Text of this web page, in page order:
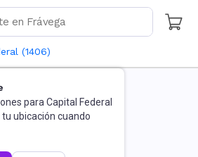
(1406)
para Capital Federal
ubicación cuando